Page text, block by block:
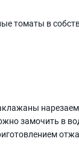
томаты в
замочить в